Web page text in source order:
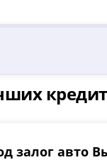
залог авто